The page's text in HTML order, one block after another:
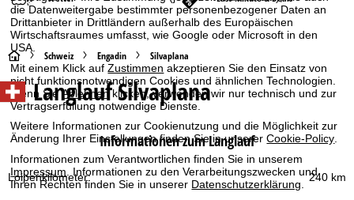
die Datenweitergabe bestimmter personenbezogener Daten an
Drittanbieter in Drittländern außerhalb des Europäischen
Wirtschaftsraumes umfasst, wie Google oder Microsoft in den
USA.
Mit einem Klick aufZustimmen akzeptieren Sie den Einsatz von
nicht funktionsnotwendigen Cookies und ähnlichen Technologien.
Wenn SieAblehnenklicken, verwenden wir nur technisch und zur
Vertragserfüllung notwendige Dienste.
Weitere Informationen zur Cookienutzung und die Möglichkeit zur
Änderung Ihrer Einstellungen finden Sie in unsererCookie-Policy
Informationen zum Verantwortlichen finden Sie in unserem
Impressum . Informationen zu den Verarbeitungszwecken und
Ihren Rechten finden Sie in unserer Datenschutzerklärung
S
t
a
t
Schweiz Engadin Silvaplana
Langlauf Silvaplana
Informationen zum Langlauf
240 km
Loipenkilometer: